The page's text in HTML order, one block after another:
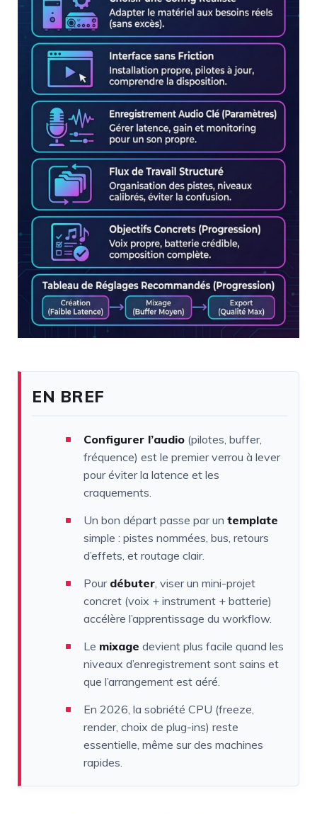
EN BREF
Configurer l’audio (pilotes, buffer,
fréquence) est le premier verrou à lever
pour éviter la latence et les
craquements.
Un bon départ passe par un template
simple : pistes nommées, bus, retours
d’effets, et routage clair.
Pour débuter, viser un mini-projet
concret (voix + instrument + batterie)
accélère l’apprentissage du workflow.
Le mixage devient plus facile quand les
niveaux d’enregistrement sont sains et
que l’arrangement est aéré.
En 2026, la sobriété CPU (freeze,
render, choix de plug-ins) reste
essentielle, même sur des machines
rapides.